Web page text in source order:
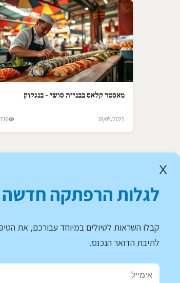
מאסטר קלאס בבניית סושי - בנגקוק
18/05/2025
716
X
לגלות הרפתקה
קבלו השראות לטיולים במיוחד עבורכם, את
לתיבת הדואר הנכנס.